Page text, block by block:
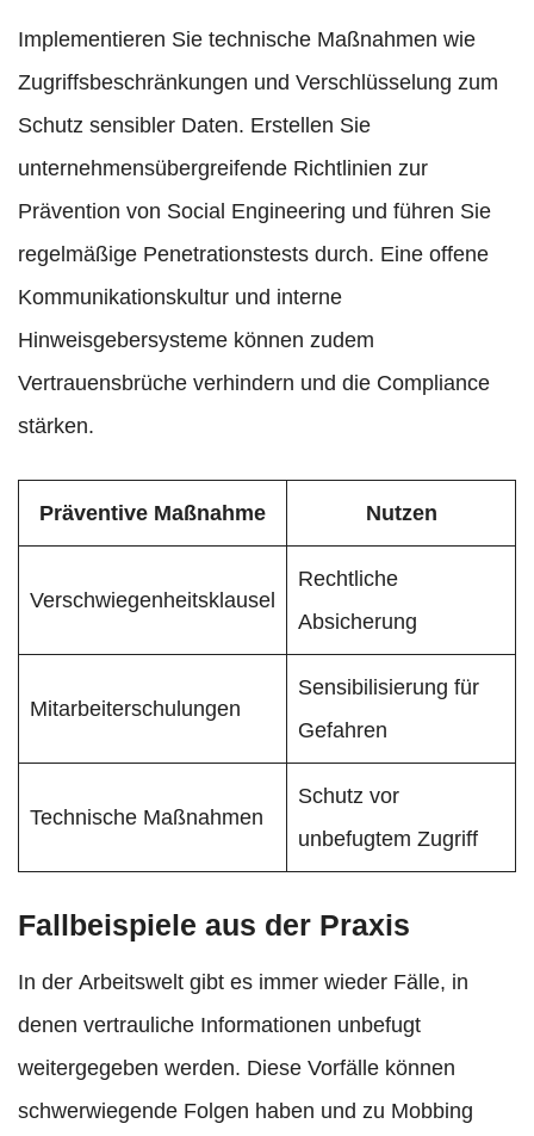
Implementieren Sie technische Maßnahmen wie
Zugriffsbeschränkungen und Verschlüsselung zum
Schutz sensibler Daten. Erstellen Sie
unternehmensübergreifende Richtlinien zur
Prävention von Social Engineering und führen Sie
regelmäßige Penetrationstests durch. Eine offene
Kommunikationskultur und interne
Hinweisgebersysteme können zudem
Vertrauensbrüche verhindern und die Compliance
stärken.
Präventive Maßnahme Nutzen
Verschwiegenheitsklausel
Rechtliche
Absicherung
Mitarbeiterschulungen
Sensibilisierung für
Gefahren
Technische Maßnahmen
Schutz vor
unbefugtem Zugriff
Fallbeispiele aus der Praxis
In der Arbeitswelt gibt es immer wieder Fälle, in
denen vertrauliche Informationen unbefugt
weitergegeben werden. Diese Vorfälle können
schwerwiegende Folgen haben und zu Mobbing